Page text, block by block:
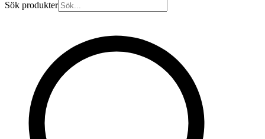
Sök produkter